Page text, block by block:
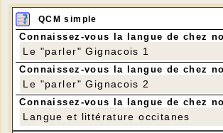
QCM simple
Connaissez-vous la langue de chez
Le "parler" Gignacois 1
Connaissez-vous la langue de chez
Le "parler" Gignacois 2
Connaissez-vous la langue de chez
Langue et littérature occitanes